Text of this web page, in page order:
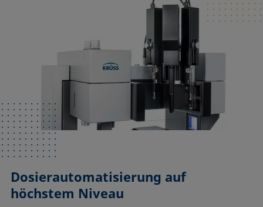
Dosierautomatisierung auf
höchstem Niveau